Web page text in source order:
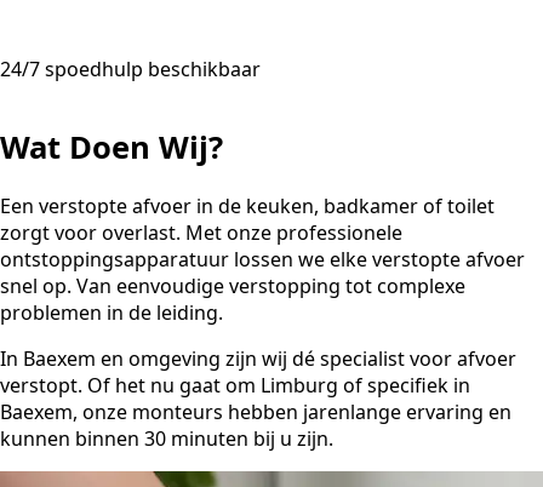
24/7 spoedhulp beschikbaar
Wat Doen Wij?
Een verstopte afvoer in de keuken, badkamer of toilet
zorgt voor overlast. Met onze professionele
ontstoppingsapparatuur lossen we elke verstopte afvoer
snel op. Van eenvoudige verstopping tot complexe
problemen in de leiding.
In Baexem en omgeving zijn wij dé specialist voor afvoer
verstopt. Of het nu gaat om Limburg of specifiek in
Baexem, onze monteurs hebben jarenlange ervaring en
kunnen binnen 30 minuten bij u zijn.